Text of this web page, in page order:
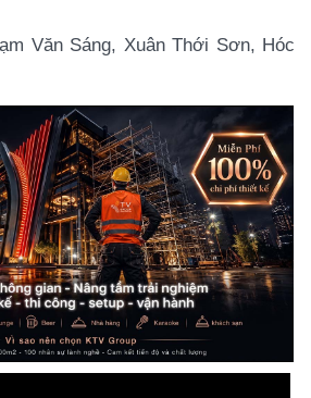
Văn Sáng, Xuân Thới Sơn, Hóc